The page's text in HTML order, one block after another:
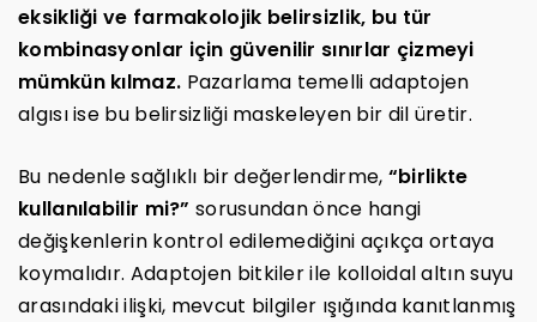
eksikliği ve farmakolojik belirsizlik, bu tür
kombinasyonlar için güvenilir sınırlar çizmeyi
mümkün kılmaz. Pazarlama temelli adaptojen
algısı ise bu belirsizliği maskeleyen bir dil üretir.
Bu nedenle sağlıklı bir değerlendirme, “birlikte
kullanılabilir mi?” sorusundan önce hangi
değişkenlerin kontrol edilemediğini açıkça ortaya
koymalıdır. Adaptojen bitkiler ile kolloidal altın suyu
arasındaki ilişki, mevcut bilgiler ışığında kanıtlanmış